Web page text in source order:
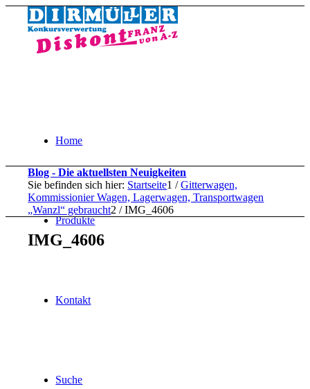
Home
Produkte
Kontakt
Suche
Blog - Die aktuellsten Neuigkeiten
Sie befinden sich hier: Startseite1 / Gitterwagen,
Kommissionier Wagen, Lagerwagen, Transportwagen
„Wanzl“ gebraucht2 / IMG_4606
IMG_4606